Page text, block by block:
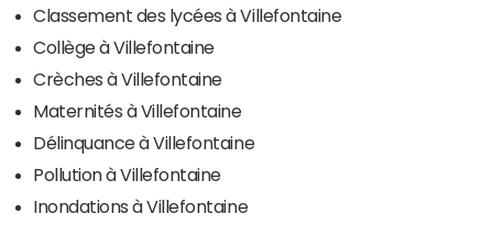
Classement des lycées à Villefontaine
Collège à Villefontaine
Crèches à Villefontaine
Maternités à Villefontaine
Délinquance à Villefontaine
Pollution à Villefontaine
Inondations à Villefontaine